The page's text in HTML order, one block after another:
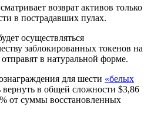
возврат активов только
в пострадавших пулах.
осуществляться
заблокированных токенов на
в натуральной форме.
для шести «белых
вернуть в общей сложности $3,86
от суммы восстановленных